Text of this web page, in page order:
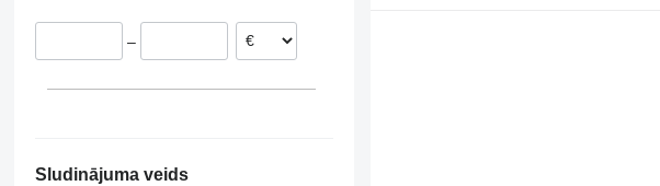
Francija
Nīderlande
Uzbekistāna
Čīle
Argentīna
–
Sludinājuma veids